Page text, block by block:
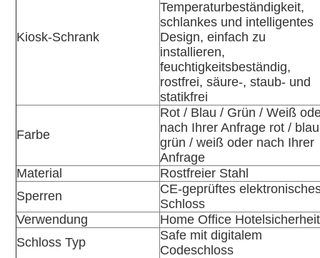
Kiosk-Schrank
Temperaturbeständigkeit,
schlankes und intelligentes
Design, einfach zu
installieren,
feuchtigkeitsbeständig,
rostfrei, säure-, staub- und
statikfrei
Farbe
Rot / Blau / Grün / Weiß
nach Ihrer Anfrage rot /
grün / weiß oder nach Ihrer
Anfrage
Material
Rostfreier Stahl
Sperren
CE-geprüftes
Schloss
Verwendung
Home Office Hotelsicherheit
Schloss Typ
Safe mit digitalem
Codeschloss